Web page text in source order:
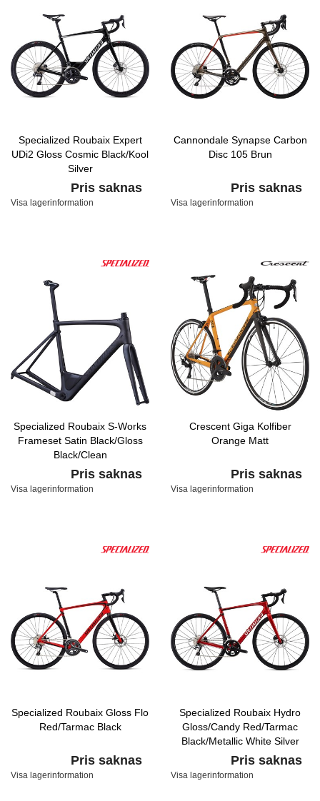
Specialized Roubaix Expert
UDi2 Gloss Cosmic Black/Kool
Silver
Pris saknas
Visa lagerinformation
Cannondale Synapse Carbon
Disc 105 Brun
Pris saknas
Visa lagerinformation
Specialized Roubaix S-Works
Frameset Satin Black/Gloss
Black/Clean
Pris saknas
Visa lagerinformation
Crescent Giga Kolfiber
Orange Matt
Pris saknas
Visa lagerinformation
Specialized Roubaix Gloss Flo
Red/Tarmac Black
Pris saknas
Visa lagerinformation
Specialized Roubaix Hydro
Gloss/Candy Red/Tarmac
Black/Metallic White Silver
Pris saknas
Visa lagerinformation